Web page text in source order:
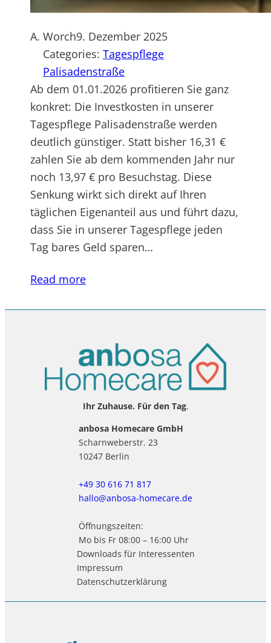
A. Worch9. Dezember 2025
Categories: Tagespflege
Palisadenstraße
Ab dem 01.01.2026 profitieren Sie ganz
konkret: Die Investkosten in unserer
Tagespflege Palisadenstraße werden
deutlich günstiger. Statt bisher 16,31 €
zahlen Sie ab dem kommenden Jahr nur
noch 13,97 € pro Besuchstag. Diese
Senkung wirkt sich direkt auf Ihren
täglichen Eigenanteil aus und führt dazu,
dass Sie in unserer Tagespflege jeden
Tag bares Geld sparen…
Read more
Ihr Zuhause. Für den Tag.
anbosa Homecare GmbH
Scharnweberstr. 23
10247 Berlin
+49 30 616 71 817
hallo@anbosa-homecare.de
Öffnungszeiten:
Mo bis Fr 08:00 – 16:00 Uhr
Downloads für Interessenten
Impressum
Datenschutzerklärung